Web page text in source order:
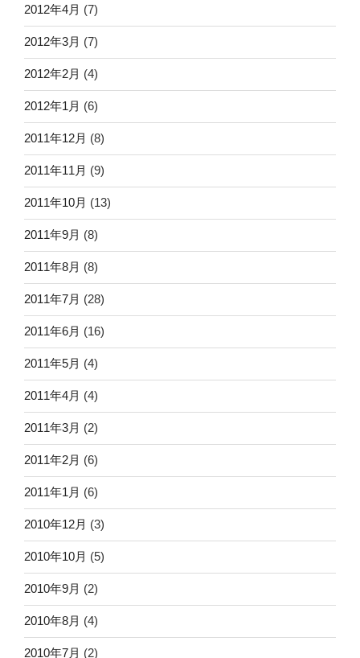
2012年4月 (7)
2012年3月 (7)
2012年2月 (4)
2012年1月 (6)
2011年12月 (8)
2011年11月 (9)
2011年10月 (13)
2011年9月 (8)
2011年8月 (8)
2011年7月 (28)
2011年6月 (16)
2011年5月 (4)
2011年4月 (4)
2011年3月 (2)
2011年2月 (6)
2011年1月 (6)
2010年12月 (3)
2010年10月 (5)
2010年9月 (2)
2010年8月 (4)
2010年7月 (2)